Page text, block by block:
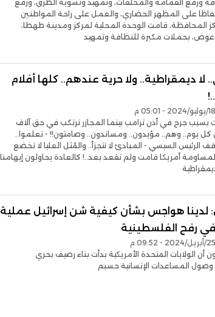
ورفع القمامة والمخلفات، وتمهيد وتسوية الطرق، ورفع
حفاظا على المظهر الحضاري، والعمل على راحة المواطنين
المحافظة، قامت الوحدة المحلية لمركز ومدينة طهطا،
عوض، بحملات مكبرة للنظافة وتمهيد
ديمقراطية.. ولا حرية عندهم.. كلها أفلام
بسبب جرح في أذن ترامب بينما المجازر ترتكب في حق آلاف
كل يوم.. وهم.. مؤيدون.. ومساندون.. وصامتون!! - تعلموا..
الرئيس السيسي - المبادئ لا تتجزأ.. والمُثل العليا لا تخضع
المساومة أمريكا قامت ولم تقعد بعد..! كالعادة يحاولون إيهامنا
لدينا هواجس بشأن كيفية شن إسرائيل عملية
رفح الفلسطينية
أن الولايات المتحدة الأمريكية بدأت بناء رصيف بحري
وصول المساعدات الإنسانية حسبم